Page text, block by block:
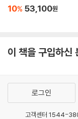
10% 53,100원
이 책을 구입하신
로그인
고객센터 1544-